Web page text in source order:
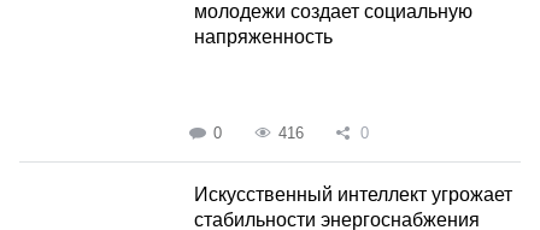
молодежи создает социальную
напряженность
0 416 0
Искусственный интеллект угрожает
стабильности энергоснабжения